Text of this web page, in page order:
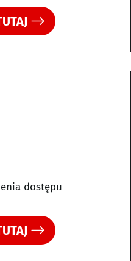
dostępu